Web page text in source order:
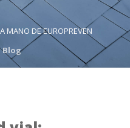
MANO DE EUROPREVEN
Blog